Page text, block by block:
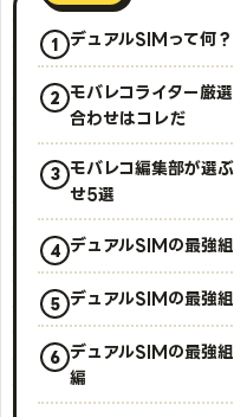
デュアルSIMって何？
モバレコライター厳
合わせはコレだ
モバレコ編集部が選
せ5選
デュアルSIMの最強
デュアルSIMの最
デュアルSIMの最強
編